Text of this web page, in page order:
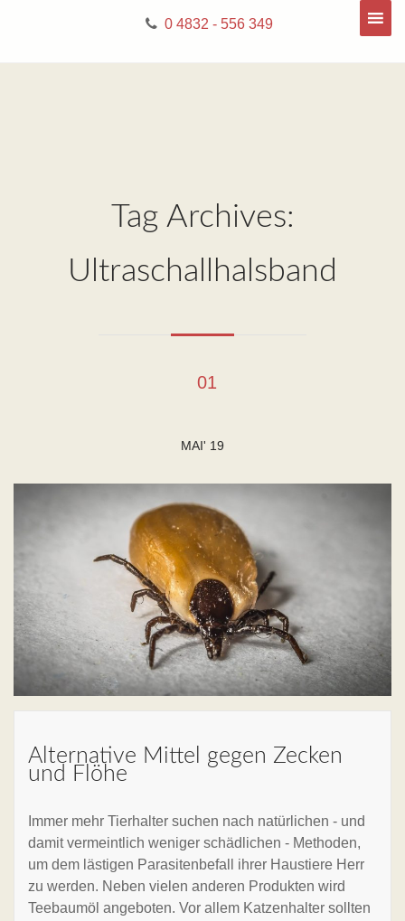
0 4832 - 556 349
Tag Archives:
Ultraschallhalsband
01
MAI' 19
Alternative Mittel gegen Zecken
und Flöhe
Immer mehr Tierhalter suchen nach natürlichen - und
damit vermeintlich weniger schädlichen - Methoden,
um dem lästigen Parasitenbefall ihrer Haustiere Herr
zu werden. Neben vielen anderen Produkten wird
Teebaumöl angeboten. Vor allem Katzenhalter sollten